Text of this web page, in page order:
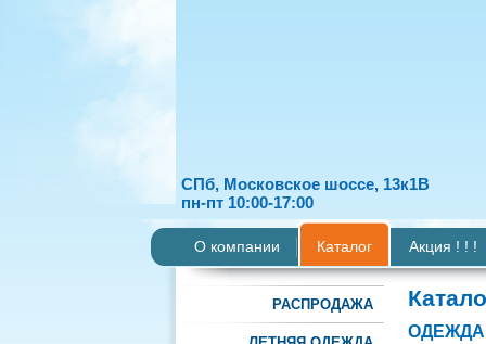
СПб, Московское шоссе, 13к1В
пн-пт 10:00-17:00
О компании Каталог Акция ! ! !
РАСПРОДАЖА
ОДЕЖДА